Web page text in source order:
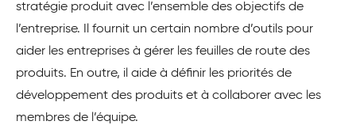
stratégie produit avec l’ensemble des objectifs de
l’entreprise. Il fournit un certain nombre d’outils pour
aider les entreprises à gérer les feuilles de route des
produits. En outre, il aide à définir les priorités de
développement des produits et à collaborer avec les
membres de l’équipe.